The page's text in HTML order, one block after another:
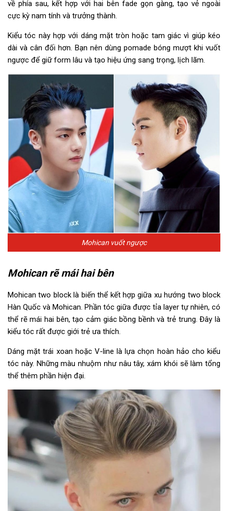
về phía sau, kết hợp với hai bên fade gọn gàng, tạo vẻ ngoài
cực kỳ nam tính và trưởng thành.
Kiểu tóc này hợp với dáng mặt tròn hoặc tam giác vì giúp kéo
dài và cân đối hơn. Bạn nên dùng pomade bóng mượt khi vuốt
ngược để giữ form lâu và tạo hiệu ứng sang trọng, lịch lãm.
Mohican vuốt ngược
Mohican rẽ mái hai bên
Mohican two block là biến thể kết hợp giữa xu hướng two block
Hàn Quốc và Mohican. Phần tóc giữa được tỉa layer tự nhiên, có
thể rẽ mái hai bên, tạo cảm giác bồng bềnh và trẻ trung. Đây là
kiểu tóc rất được giới trẻ ưa thích.
Dáng mặt trái xoan hoặc V-line là lựa chọn hoàn hảo cho kiểu
tóc này. Những màu nhuộm như nâu tây, xám khói sẽ làm tổng
thể thêm phần hiện đại.